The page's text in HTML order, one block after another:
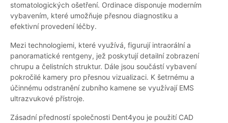
stomatologických ošetření. Ordinace disponuje moderním
vybavením, které umožňuje přesnou diagnostiku a
efektivní provedení léčby.
Mezi technologiemi, které využívá, figurují intraorální a
panoramatické rentgeny, jež poskytují detailní zobrazení
chrupu a čelistních struktur. Dále jsou součástí vybavení
pokročilé kamery pro přesnou vizualizaci. K šetrnému a
účinnému odstranění zubního kamene se využívají EMS
ultrazvukové přístroje.
Zásadní předností společnosti Dent4you je použití CAD